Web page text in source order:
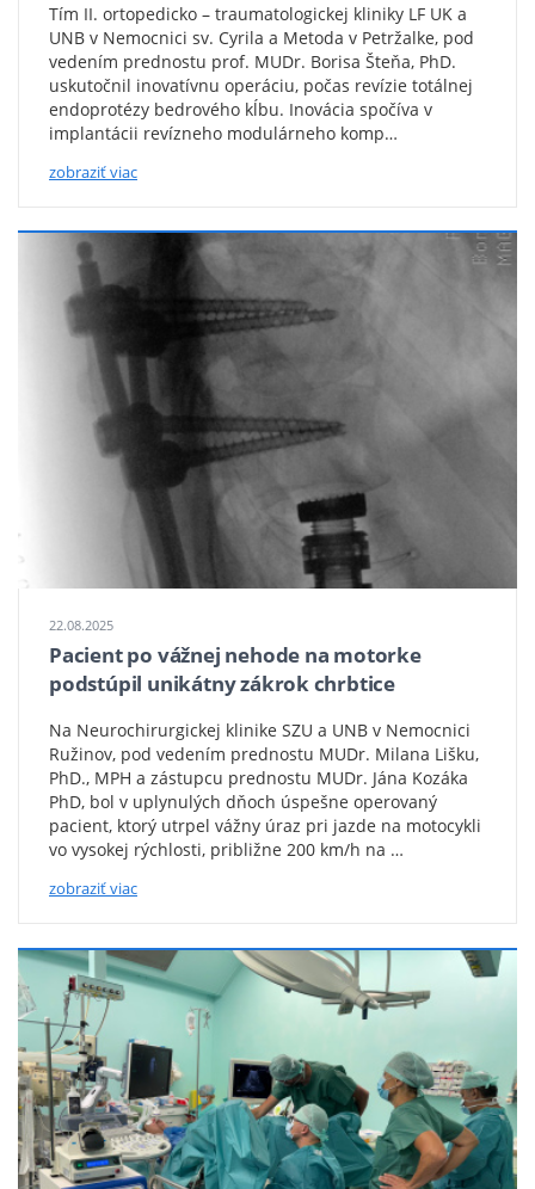
Tím II. ortopedicko – traumatologickej kliniky LF UK a
UNB v Nemocnici sv. Cyrila a Metoda v Petržalke, pod
vedením prednostu prof. MUDr. Borisa Šteňa, PhD.
uskutočnil inovatívnu operáciu, počas revízie totálnej
endoprotézy bedrového kĺbu. Inovácia spočíva v
implantácii revízneho modulárneho komp…
zobraziť viac
22.08.2025
Pacient po vážnej nehode na motorke
podstúpil unikátny zákrok chrbtice
Na Neurochirurgickej klinike SZU a UNB v Nemocnici
Ružinov, pod vedením prednostu MUDr. Milana Lišku,
PhD., MPH a zástupcu prednostu MUDr. Jána Kozáka
PhD, bol v uplynulých dňoch úspešne operovaný
pacient, ktorý utrpel vážny úraz pri jazde na motocykli
vo vysokej rýchlosti, približne 200 km/h na …
zobraziť viac